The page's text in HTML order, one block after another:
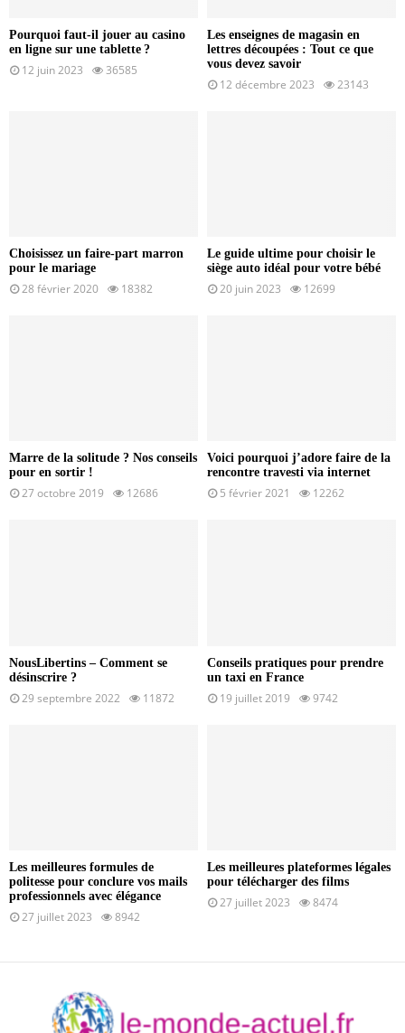
Pourquoi faut-il jouer au casino
en ligne sur une tablette ?
12 juin 2023 36585
Les enseignes de magasin en
lettres découpées : Tout ce que
vous devez savoir
12 décembre 2023 23143
Choisissez un faire-part marron
pour le mariage
28 février 2020 18382
Le guide ultime pour choisir le
siège auto idéal pour votre bébé
20 juin 2023 12699
Marre de la solitude ? Nos conseils
pour en sortir !
27 octobre 2019 12686
Voici pourquoi j’adore faire de la
rencontre travesti via internet
5 février 2021 12262
NousLibertins – Comment se
désinscrire ?
29 septembre 2022 11872
Conseils pratiques pour prendre
un taxi en France
19 juillet 2019 9742
Les meilleures formules de
politesse pour conclure vos mails
professionnels avec élégance
27 juillet 2023 8942
Les meilleures plateformes légales
pour télécharger des films
27 juillet 2023 8474